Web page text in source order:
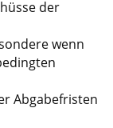
der
wenn
Abgabefristen